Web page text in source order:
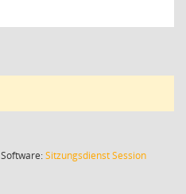
Software:SitzungsdienstSession(Wird in